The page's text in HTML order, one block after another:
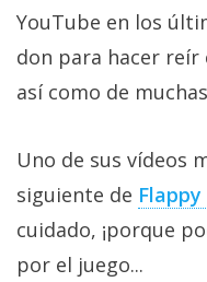
El Grupo
Informático
(CC) 2006-
2026.Algunos
YouTube en los
don para hacer reír
así como de
Uno de sus vídeos
siguiente de
cuidado, ¡porque
por el juego...